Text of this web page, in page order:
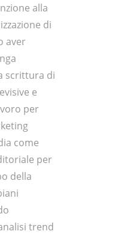
alla
di
aver
scrittura di
e
per
come
per
della
trend